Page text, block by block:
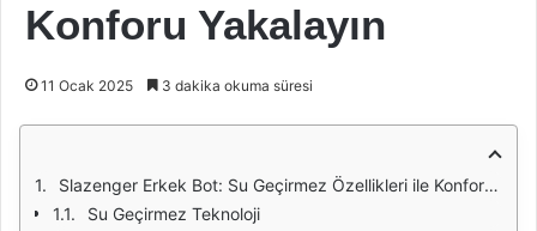
Konforu Yakalayın
11 Ocak 2025 3 dakika okuma süresi
Slazenger Erkek Bot: Su Geçirmez Özellikleri ile Konforu Yakalayın
Su Geçirmez Teknoloji